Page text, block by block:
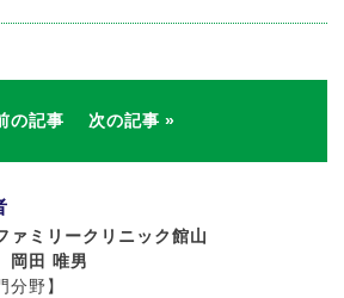
の記事 次の記事
ァミリークリニック館山
田 唯男
分野】